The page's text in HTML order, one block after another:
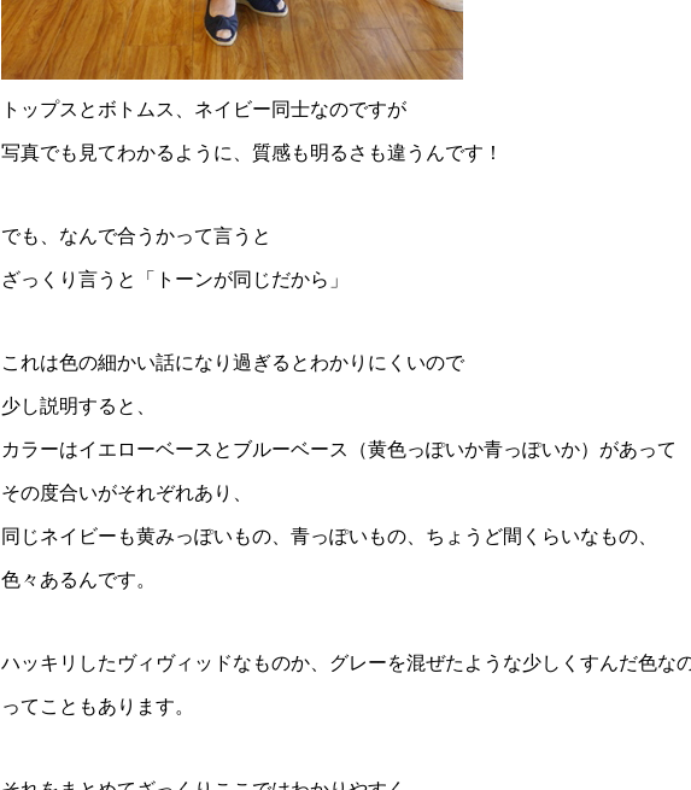
トップスとボトムス、ネイビー同士なのですが
写真でも見てわかるように、質感も明るさも違うんです！
でも、なんで合うかって言うと
ざっくり言うと「トーンが同じだから」
これは色の細かい話になり過ぎるとわかりにくいので
少し説明すると、
カラーはイエローベースとブルーベース（黄色っぽいか青っぽいか）があって
その度合いがそれぞれあり、
同じネイビーも黄みっぽいもの、青っぽいもの、ちょうど間くらいなもの、
色々あるんです。
ハッキリしたヴィヴィッドなものか、グレーを混ぜたような少しくすんだ色な
ってこともあります。